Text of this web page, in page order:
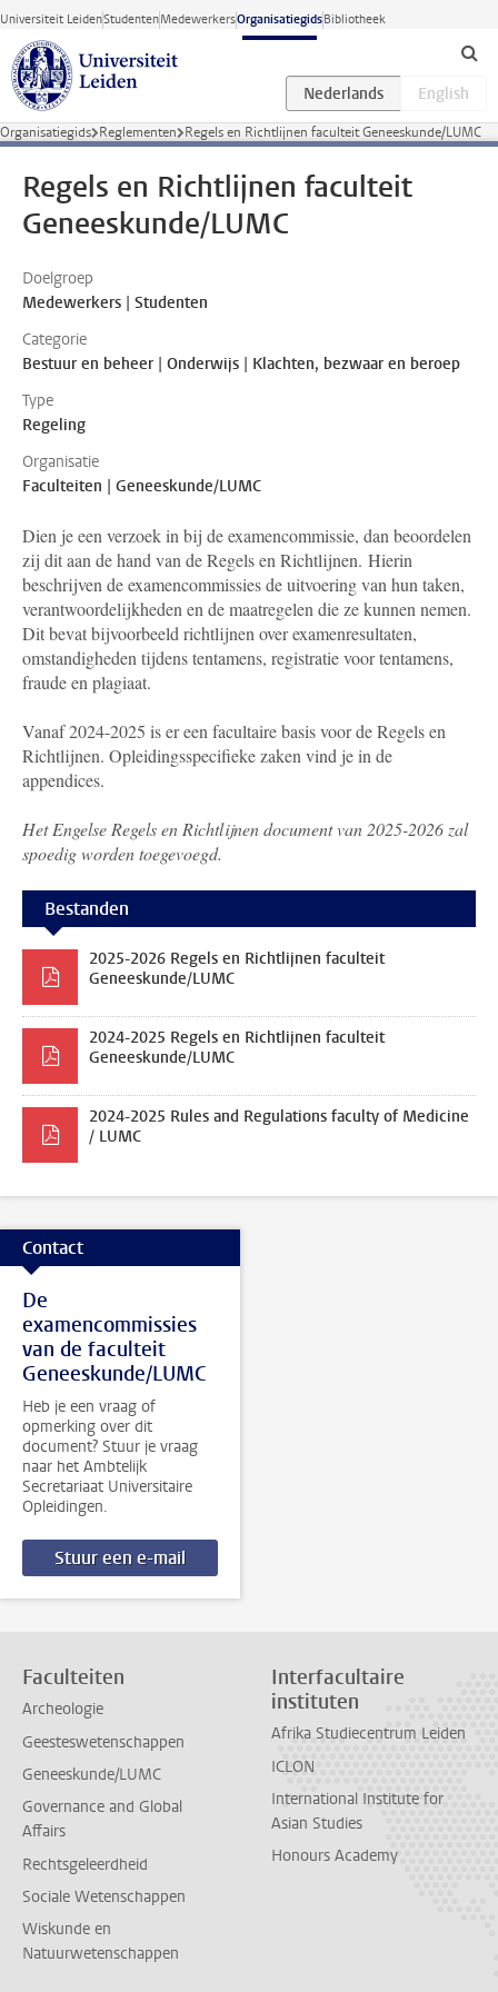
Ga direct naar de inhoud
Universiteit LeidenStudentenMedewerkersOrganisatiegidsBibliotheek
Organisatiegids Reglementen Regels en Richtlijnen faculteit Geneeskunde/LUMC
Regels en Richtlijnen faculteit
Geneeskunde/LUMC
Doelgroep
Medewerkers | Studenten
Categorie
Bestuur en beheer | Onderwijs | Klachten, bezwaar en beroep
Type
Regeling
Organisatie
Faculteiten | Geneeskunde/LUMC
Dien je een verzoek in bij de examencommissie, dan beoordelen
zij dit aan de hand van de Regels en Richtlijnen. Hierin
beschrijven de examencommissies de uitvoering van hun taken,
verantwoordelijkheden en de maatregelen die ze kunnen nemen.
Dit bevat bijvoorbeeld richtlijnen over examenresultaten,
omstandigheden tijdens tentamens, registratie voor tentamens,
fraude en plagiaat.
Vanaf 2024-2025 is er een facultaire basis voor de Regels en
Richtlijnen. Opleidingsspecifieke zaken vind je in de
appendices.
Het Engelse Regels en Richtlijnen document van 2025-2026 zal
spoedig worden toegevoegd.
Bestanden
2025-2026 Regels en Richtlijnen faculteit
Geneeskunde/LUMC
2024-2025 Regels en Richtlijnen faculteit
Geneeskunde/LUMC
2024-2025 Rules and Regulations faculty of Medicine
/ LUMC
Contact
De
examencommissies
van de faculteit
Geneeskunde/LUMC
Heb je een vraag of
opmerking over dit
document? Stuur je vraag
naar het Ambtelijk
Secretariaat Universitaire
Opleidingen.
Stuur een e-mail
Faculteiten
Archeologie
Geesteswetenschappen
Geneeskunde/LUMC
Governance and Global
Affairs
Rechtsgeleerdheid
Sociale Wetenschappen
Wiskunde en
Natuurwetenschappen
Interfacultaire
instituten
Afrika Studiecentrum Leiden
ICLON
International Institute for
Asian Studies
Honours Academy